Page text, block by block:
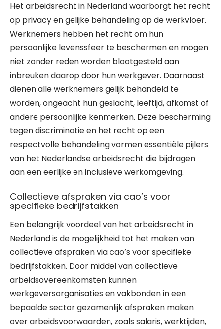
Het arbeidsrecht in Nederland waarborgt het recht
op privacy en gelijke behandeling op de werkvloer.
Werknemers hebben het recht om hun
persoonlijke levenssfeer te beschermen en mogen
niet zonder reden worden blootgesteld aan
inbreuken daarop door hun werkgever. Daarnaast
dienen alle werknemers gelijk behandeld te
worden, ongeacht hun geslacht, leeftijd, afkomst of
andere persoonlijke kenmerken. Deze bescherming
tegen discriminatie en het recht op een
respectvolle behandeling vormen essentiële pijlers
van het Nederlandse arbeidsrecht die bijdragen
aan een eerlijke en inclusieve werkomgeving.
Collectieve afspraken via cao’s voor
specifieke bedrijfstakken
Een belangrijk voordeel van het arbeidsrecht in
Nederland is de mogelijkheid tot het maken van
collectieve afspraken via cao’s voor specifieke
bedrijfstakken. Door middel van collectieve
arbeidsovereenkomsten kunnen
werkgeversorganisaties en vakbonden in een
bepaalde sector gezamenlijk afspraken maken
over arbeidsvoorwaarden, zoals salaris, werktijden,